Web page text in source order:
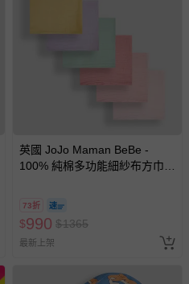
英國 JoJo Maman BeBe -
100% 純棉多功能細紗布方巾/
73折
$990 $1365
最新上架